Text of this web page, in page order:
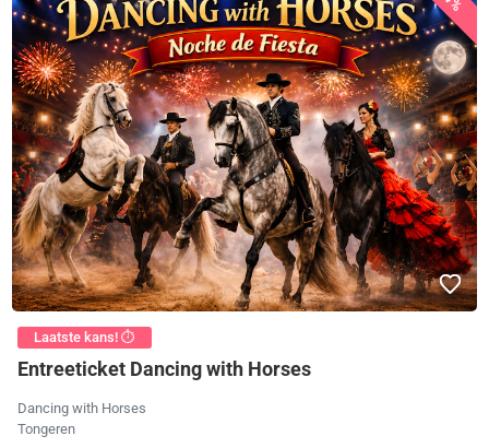
Laatste kans! ⏱️
Entreeticket Dancing with Horses
Dancing with Horses
Tongeren